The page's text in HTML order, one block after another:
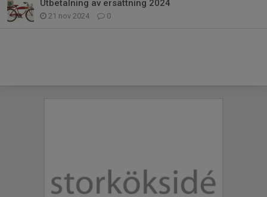
Utbetalning av ersättning 2024
21 nov 2024 0